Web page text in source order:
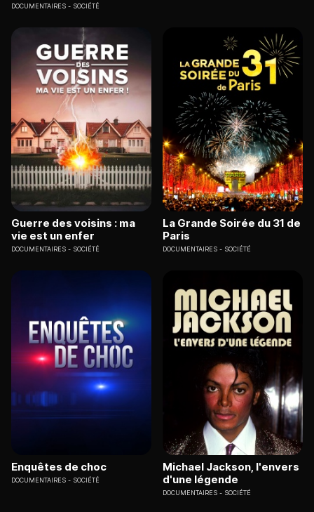
DOCUMENTAIRES SOCIÉTÉ
Guerre des voisins : ma
vie est un enfer
DOCUMENTAIRES SOCIÉTÉ
La Grande Soirée du 31 de
Paris
DOCUMENTAIRES SOCIÉTÉ
Enquêtes de choc
DOCUMENTAIRES SOCIÉTÉ
Michael Jackson, l'envers
d'une légende
DOCUMENTAIRES SOCIÉTÉ